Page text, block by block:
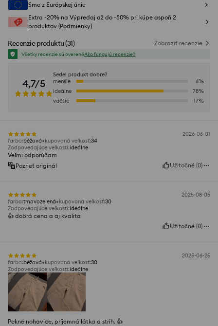
Sme z Európskej únie
Extra -20% na Výpredaj až do -50% pri kúpe aspoň 2
produktov (Podmienky)
Recenzie produktu(31) Zobraziť recenzie
Všetky recenzie sú overenéAko fungujú recenzie?
4,7/5
Sedel produkt dobre?
menšie
6%
ideálne
78%
väčšie
17%
2026-06-01
farba:béžová kupovaná veľkosť:34
Zodpovedajúce veľkosti:ideálne
Veľmi odporúčam
Pozrieť originál
Užitočné (0)
2025-08-05
farba:tmavozelená kupovaná veľkosť:30
Zodpovedajúce veľkosti:ideálne
👍️ dobrá cena a aj kvalita
Užitočné (0)
2025-06-25
farba:béžová kupovaná veľkosť:30
Zodpovedajúce veľkosti:ideálne
Pekné nohavice, príjemná látka a strih. 👍️